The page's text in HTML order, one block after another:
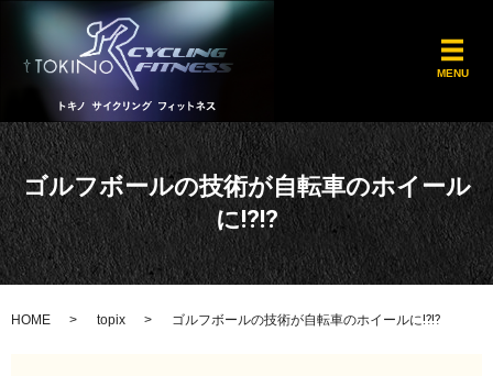
MENU
ゴルフボールの技術が自転車のホイール
に⁉️⁉️
HOME topix ゴルフボールの技術が自転車のホイールに⁉️⁉️